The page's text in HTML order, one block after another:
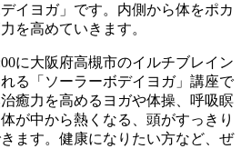
イヨガ」です。内側から体をポカ
を高めていきます。
に大阪府高槻市のイルチブレイン
る「ソーラーボデイヨガ」講座で
癒力を高めるヨガや体操、呼吸瞑
が中から熱くなる、頭がすっきり
ます。健康になりたい方など、ぜ